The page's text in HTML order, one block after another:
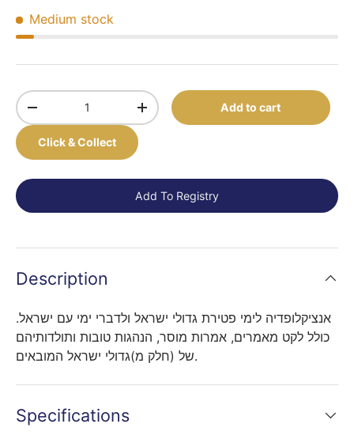
Medium stock
Qty
-
+ Add to cart
Click & Collect
Add To Registry
Description
אנציקלופדיה לימי פטירת גדולי ישראל ולדברי ימי עם ישראל.
כולל לקט מאמרים, אמרות מוסר, הנהגות טובות ותולדותיהם
של (חלק מ)גדולי ישראל המובאים.
Specifications